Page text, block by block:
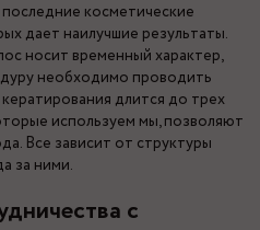
косметические
дает наилучшие результаты.
носит временный характер,
необходимо проводить
длится до трех
используем мы, позволяют
Все зависит от структуры
за ними.
с